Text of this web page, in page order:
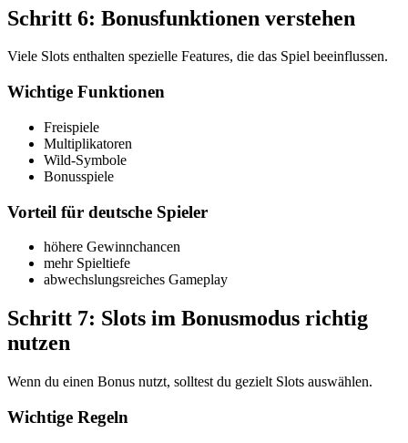
Schritt 6: Bonusfunktionen verstehen
Viele Slots enthalten spezielle Features, die das Spiel beeinflussen.
Wichtige Funktionen
Freispiele
Multiplikatoren
Wild-Symbole
Bonusspiele
Vorteil für deutsche Spieler
höhere Gewinnchancen
mehr Spieltiefe
abwechslungsreiches Gameplay
Schritt 7: Slots im Bonusmodus richtig
nutzen
Wenn du einen Bonus nutzt, solltest du gezielt Slots auswählen.
Wichtige Regeln